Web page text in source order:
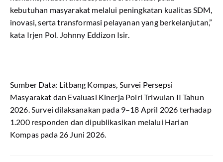
kebutuhan masyarakat melalui peningkatan kualitas SDM,
inovasi, serta transformasi pelayanan yang berkelanjutan,”
kata Irjen Pol. Johnny Eddizon Isir.
Sumber Data: Litbang Kompas, Survei Persepsi
Masyarakat dan Evaluasi Kinerja Polri Triwulan II Tahun
2026. Survei dilaksanakan pada 9–18 April 2026 terhadap
1.200 responden dan dipublikasikan melalui Harian
Kompas pada 26 Juni 2026.